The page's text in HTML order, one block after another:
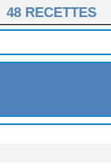
48 RECETTES